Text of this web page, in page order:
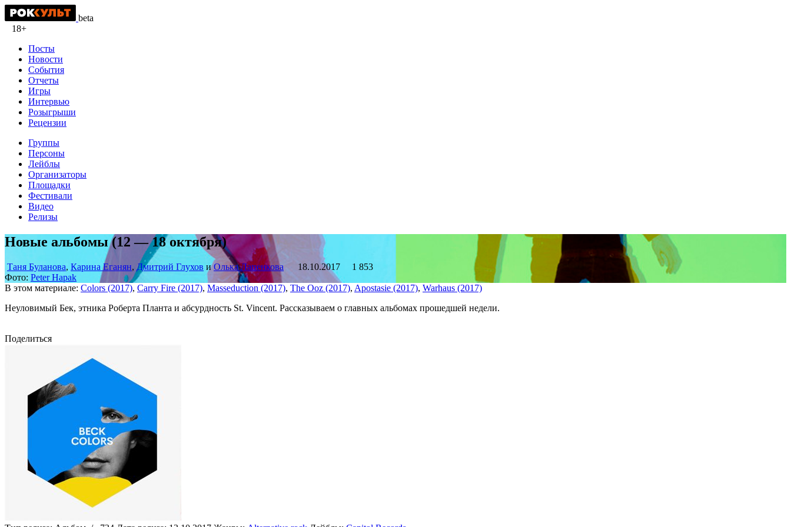
beta
18+
Посты
Новости
События
Отчеты
Игры
Интервью
Розыгрыши
Рецензии
Группы
Персоны
Лейблы
Организаторы
Площадки
Фестивали
Видео
Релизы
Новые альбомы (12 — 18 октября)
Таня Буланова, Карина Еганян, Дмитрий Глухов иОлька Лапенкова 18.10.2017
1 853
Фото: Peter Hapak
В этом материале: Colors (2017), Carry Fire (2017), Masseduction (2017), The Ooz (2017), Apostasie (2017), Warhaus (2017)
Неуловимый Бек, этника Роберта Планта и абсурдность St. Vincent. Рассказываем о главных альбомах прошедшей недели.
Поделиться